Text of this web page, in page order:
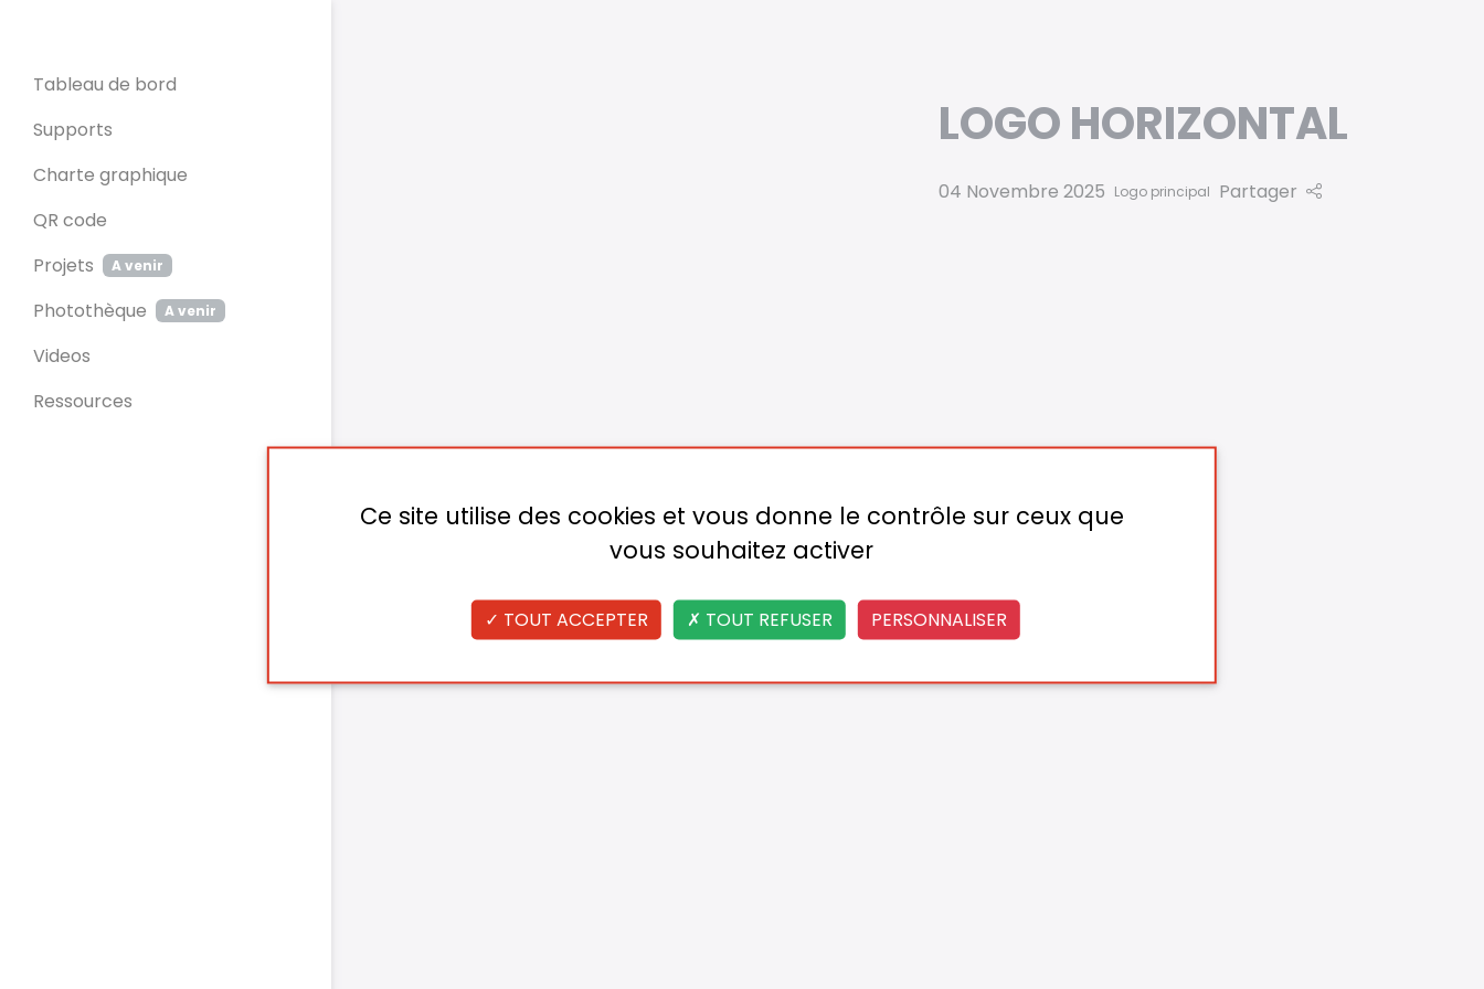
Tableau de bord
Supports
Charte graphique
QR code
Projets
A venir
Photothèque A venir
Videos
Ressources
LOGO HORIZONTAL
04 Novembre 2025 Logo principal Partager
Ce site utilise des cookies et vous donne le contrôle sur ceux que
vous souhaitez activer
TOUT ACCEPTER TOUT REFUSER PERSONNALISER